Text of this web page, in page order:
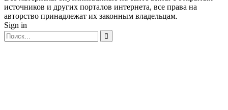
источников и других порталов интернета, все права на
авторство принадлежат их законным владельцам.
Sign in